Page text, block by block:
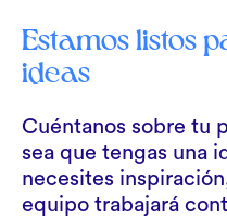
Estamos listos
ideas
Cuéntanos sobre tu
sea que tengas una
necesites
equipo trabajará